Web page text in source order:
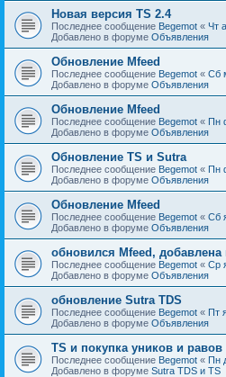
Новая версия TS 2.4
Последнее сообщение Begemot « Чт
Добавлено в форуме Объявления
Обновление Mfeed
Последнее сообщение Begemot « Сб
Добавлено в форуме Объявления
Обновление Mfeed
Последнее сообщение Begemot « Пн
Добавлено в форуме Объявления
Обновление TS и Sutra
Последнее сообщение Begemot « Пн
Добавлено в форуме Объявления
Обновление Mfeed
Последнее сообщение Begemot « Сб
Добавлено в форуме Объявления
обновился Mfeed,
Последнее сообщение Begemot « Ср
Добавлено в форуме Объявления
обновление Sutra TDS
Последнее сообщение Begemot « Пт
Добавлено в форуме Объявления
TS и покупка уников и
Последнее сообщение Begemot « Пн
Добавлено в форуме Sutra TDS и TS